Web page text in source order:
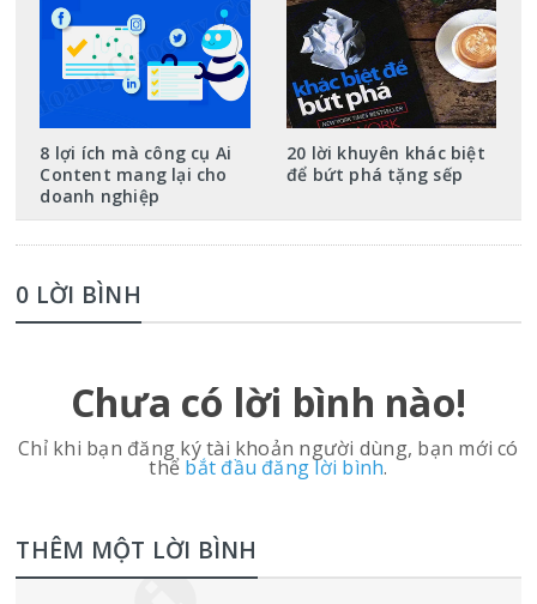
8 lợi ích mà công cụ Ai
Content mang lại cho
doanh nghiệp
20 lời khuyên khác biệt
để bứt phá tặng sếp
0 LỜI BÌNH
Chưa có lời bình nào!
Chỉ khi bạn đăng ký tài khoản người dùng, bạn mới có
thể bắt đầu đăng lời bình.
THÊM MỘT LỜI BÌNH